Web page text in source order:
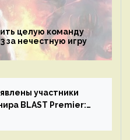
целую команду
за нечестную игру
участники
BLAST Premier: